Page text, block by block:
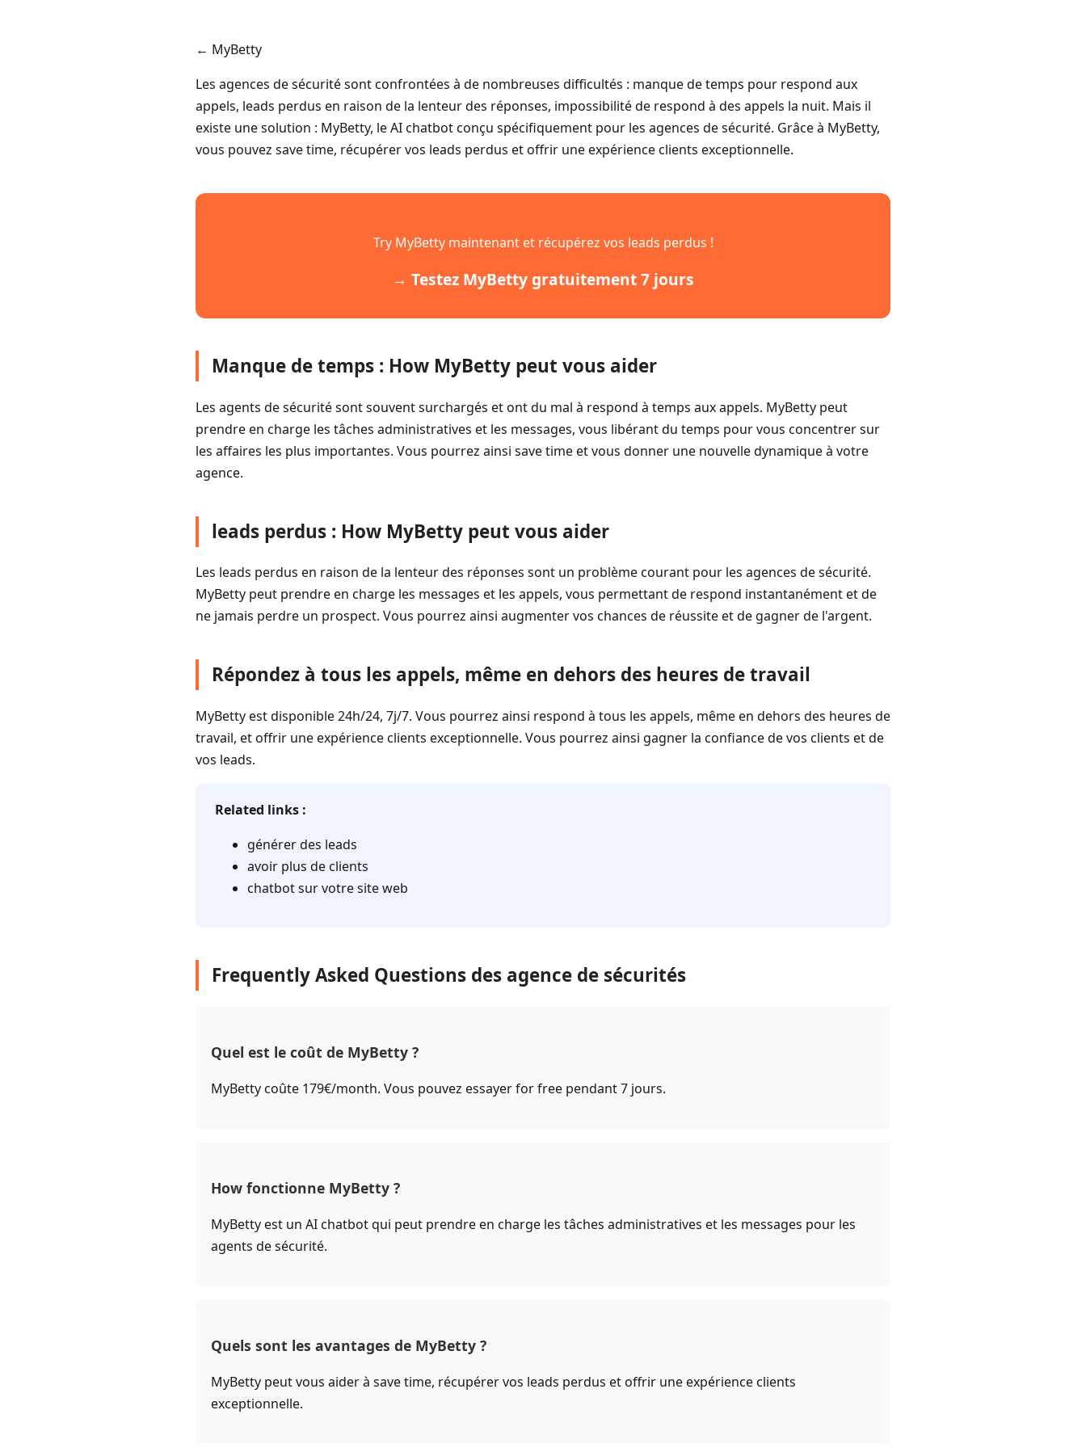
← MyBetty
Les agences de sécurité sont confrontées à de nombreuses difficultés : manque de temps pour respond aux
appels, leads perdus en raison de la lenteur des réponses, impossibilité de respond à des appels la nuit. Mais il
existe une solution : MyBetty, le AI chatbot conçu spécifiquement pour les agences de sécurité. Grâce à MyBetty,
vous pouvez save time, récupérer vos leads perdus et offrir une expérience clients exceptionnelle.
Try MyBetty maintenant et récupérez vos leads perdus !
→ Testez MyBetty gratuitement 7 jours
Manque de temps : How MyBetty peut vous aider
Les agents de sécurité sont souvent surchargés et ont du mal à respond à temps aux appels. MyBetty peut
prendre en charge les tâches administratives et les messages, vous libérant du temps pour vous concentrer sur
les affaires les plus importantes. Vous pourrez ainsi save time et vous donner une nouvelle dynamique à votre
agence.
leads perdus : How MyBetty peut vous aider
Les leads perdus en raison de la lenteur des réponses sont un problème courant pour les agences de sécurité.
MyBetty peut prendre en charge les messages et les appels, vous permettant de respond instantanément et de
ne jamais perdre un prospect. Vous pourrez ainsi augmenter vos chances de réussite et de gagner de l'argent.
Répondez à tous les appels, même en dehors des heures de travail
MyBetty est disponible 24h/24, 7j/7. Vous pourrez ainsi respond à tous les appels, même en dehors des heures de
travail, et offrir une expérience clients exceptionnelle. Vous pourrez ainsi gagner la confiance de vos clients et de
vos leads.
Related links :
générer des leads
avoir plus de clients
chatbot sur votre site web
Frequently Asked Questions des agence de sécurités
Quel est le coût de MyBetty ?
MyBetty coûte 179€/month. Vous pouvez essayer for free pendant 7 jours.
How fonctionne MyBetty ?
MyBetty est un AI chatbot qui peut prendre en charge les tâches administratives et les messages pour les
agents de sécurité.
Quels sont les avantages de MyBetty ?
MyBetty peut vous aider à save time, récupérer vos leads perdus et offrir une expérience clients
exceptionnelle.